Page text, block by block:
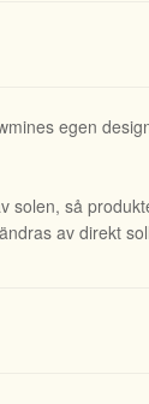
egen
solen, så
av direkt